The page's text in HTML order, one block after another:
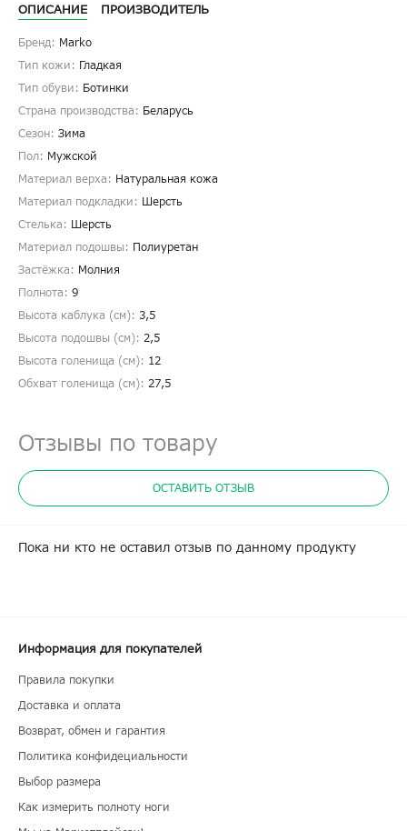
ОПИСАНИЕ ПРОИЗВОДИТЕЛЬ
Бренд: Marko
Тип кожи: Гладкая
Тип обуви: Ботинки
Страна производства: Беларусь
Сезон: Зима
Пол: Мужской
Материал верха: Натуральная кожа
Материал подкладки: Шерсть
Стелька: Шерсть
Материал подошвы: Полиуретан
Застёжка: Молния
Полнота: 9
Высота каблука (см): 3,5
Высота подошвы (см): 2,5
Высота голенища (cм): 12
Обхват голенища (cм): 27,5
Отзывы по товару
ОСТАВИТЬ ОТЗЫВ
Пока ни кто не оставил отзыв по данному продукту
Информация для покупателей
Правила покупки
Доставка и оплата
Возврат, обмен и гарантия
Политика конфидециальности
Выбор размера
Как измерить полноту ноги